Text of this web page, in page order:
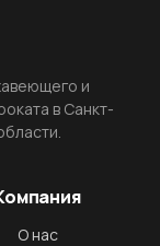
и
в Санкт-
О нас